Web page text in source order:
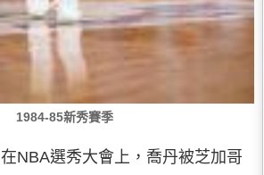
1984-85新秀賽季
NBA選秀大會上，喬丹被芝加哥